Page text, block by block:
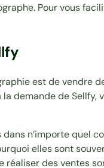
Pour vous
est de vendre
demande de
n’importe quel
elles sont
des ventes